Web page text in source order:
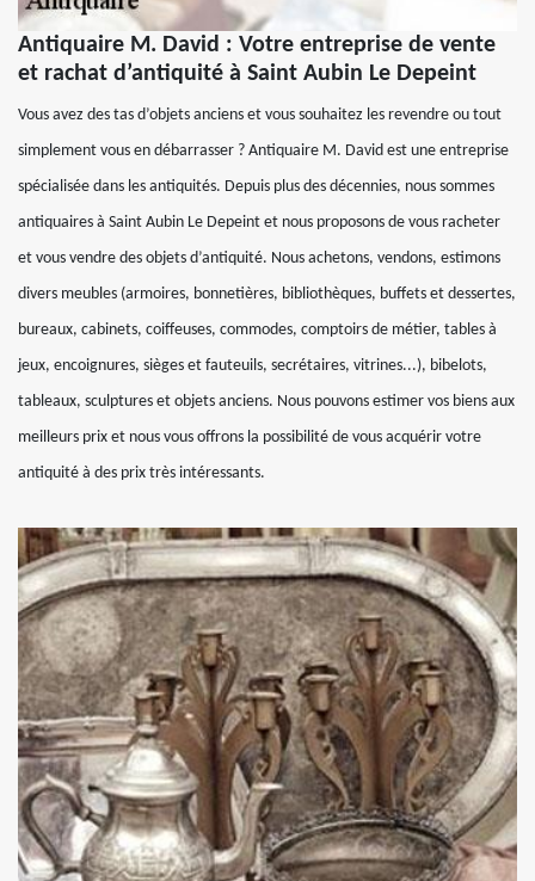
Antiquaire M. David : Votre entreprise de vente
et rachat d’antiquité à Saint Aubin Le Depeint
Vous avez des tas d’objets anciens et vous souhaitez les revendre ou tout
simplement vous en débarrasser ? Antiquaire M. David est une entreprise
spécialisée dans les antiquités. Depuis plus des décennies, nous sommes
antiquaires à Saint Aubin Le Depeint et nous proposons de vous racheter
et vous vendre des objets d’antiquité. Nous achetons, vendons, estimons
divers meubles (armoires, bonnetières, bibliothèques, buffets et dessertes,
bureaux, cabinets, coiffeuses, commodes, comptoirs de métier, tables à
jeux, encoignures, sièges et fauteuils, secrétaires, vitrines...), bibelots,
tableaux, sculptures et objets anciens. Nous pouvons estimer vos biens aux
meilleurs prix et nous vous offrons la possibilité de vous acquérir votre
antiquité à des prix très intéressants.